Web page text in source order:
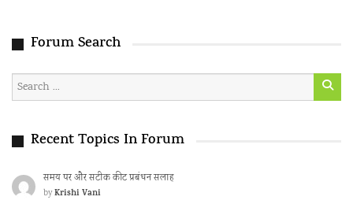
Forum Search
Recent Topics In Forum
समय पर और सटीक कीट प्रबंधन सलाह
byKrishi Vani